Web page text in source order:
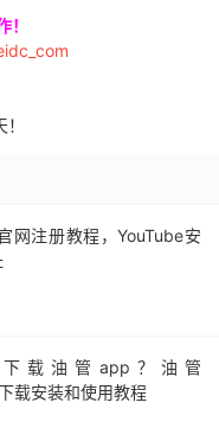
网注册教程，YouTube安
载油管app？油管
载安装和使用教程